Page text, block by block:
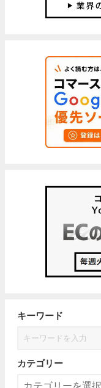
キーワード
カテゴリー